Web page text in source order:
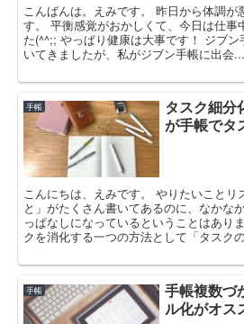
こんばんは。えみです。 昨日から体調
す。 平衡感覚がおかしくて、今日は仕事
た(^^;; やっぱり健康は大事です！ ジブ
いてきましたが、私がジブン手帳に出会...
手帳
タスク細分
が手帳でタ
こんにちは、えみです。 やりたいことリ
と」がたくさん書いてあるのに、なかな
っぱなしになっているということはあり
クを消化する一つの方法として「タスク
手帳
手帳複数づ
ル化がオス